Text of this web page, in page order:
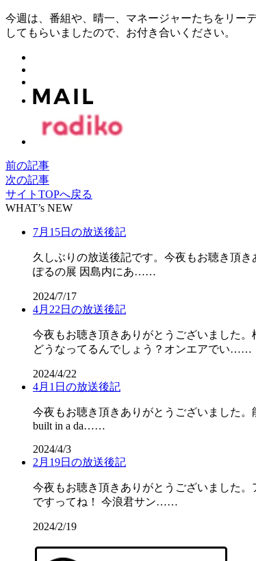
今週は、番組や、晴一、マネージャーたちをリー
してもらいましたので、お付き合いください。
前の記事
次の記事
サイトTOPへ戻る
WHAT’s NEW
7月15日の放送後記
久しぶりの放送後記です。今夜もお聴き頂
ぽるの展 因島内にあ……
2024/7/17
4月22日の放送後記
今夜もお聴き頂きありがとうございました
どうなってるんでしょう？オンエアでい……
2024/4/22
4月1日の放送後記
今夜もお聴き頂きありがとうございました
built in a da……
2024/4/3
2月19日の放送後記
今夜もお聴き頂きありがとうございました
ですってね！ 今浪君サン……
2024/2/19